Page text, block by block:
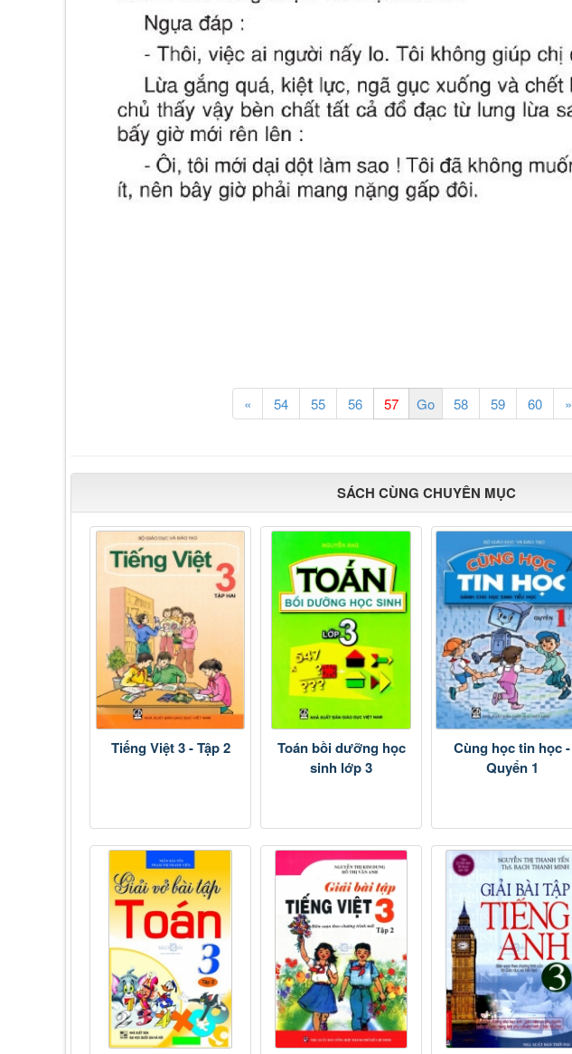
« 54 55 56 58 59 60 »
SÁCH CÙNG CHUYÊN MỤC
Tiếng Việt 3 - Tập 2
Toán bồi dưỡng học
sinh lớp 3
Cùng học tin học -
Quyển 1